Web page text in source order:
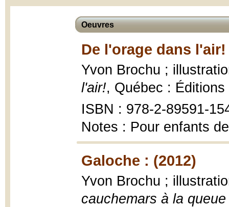
Oeuvres
De l'orage dans l'air!
Yvon Brochu ;
l'air!, Québec :
ISBN : 978-2-89591-
Notes : Pour enfants
Galoche : (2012)
Yvon Brochu ;
cauchemars à la